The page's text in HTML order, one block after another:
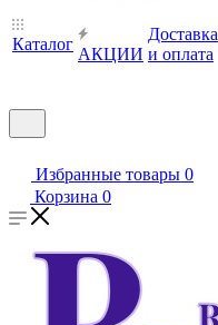
Каталог
АКЦИИ
Доставка
и оплата
Избранные товары 0
Корзина 0